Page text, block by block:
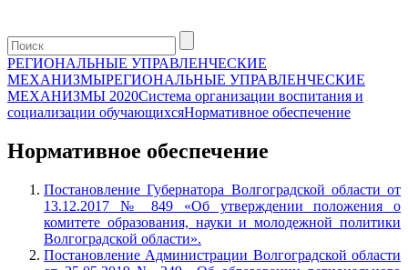
РЕГИОНАЛЬНЫЕ УПРАВЛЕНЧЕСКИЕ
МЕХАНИЗМЫРЕГИОНАЛЬНЫЕ УПРАВЛЕНЧЕСКИЕ
МЕХАНИЗМЫ 2020Система организации воспитания и
социализации обучающихсяНормативное обеспечение
Нормативное обеспечение
Постановление Губернатора Волгоградской области от
13.12.2017 № 849 «Об утверждении положения о
комитете образования, науки и молодежной политики
Волгоградской области».
Постановление Администрации Волгоградской области